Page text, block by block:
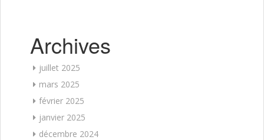
Archives
juillet 2025
mars 2025
février 2025
janvier 2025
décembre 2024